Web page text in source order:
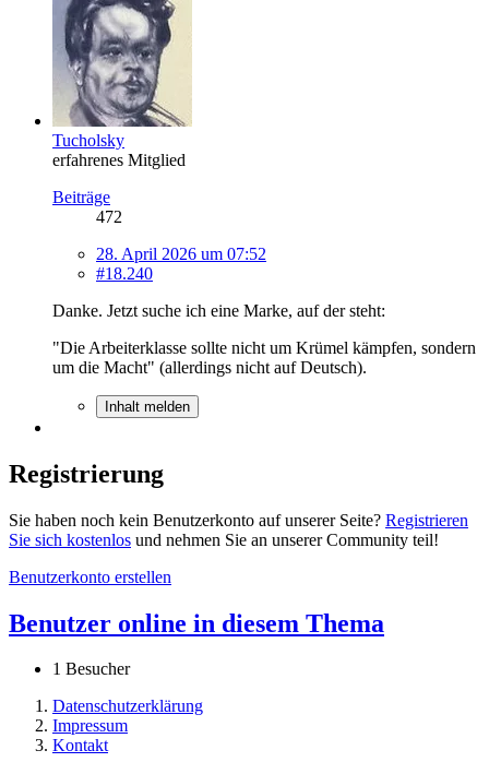
Tucholsky
erfahrenes Mitglied
Beiträge
472
28. April 2026 um 07:52
#18.240
Danke. Jetzt suche ich eine Marke, auf der steht:
"Die Arbeiterklasse sollte nicht um Krümel kämpfen, sondern
um die Macht" (allerdings nicht auf Deutsch).
Inhalt melden
Registrierung
Sie haben noch kein Benutzerkonto auf unserer Seite? Registrieren
Sie sich kostenlos und nehmen Sie an unserer Community teil!
Benutzerkonto erstellen
Benutzer online in diesem Thema
1 Besucher
Datenschutzerklärung
Impressum
Kontakt